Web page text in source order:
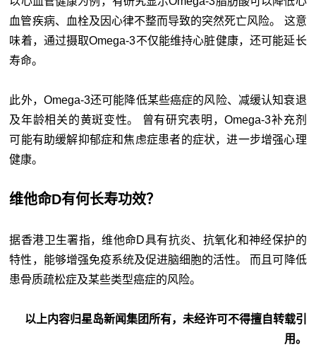
血管疾病、血栓及因心律不整而导致的突然死亡风险。 这意
味着，通过摄取Omega-3不仅能维持心脏健康，还可能延长
寿命。
此外，Omega-3还可能降低某些癌症的风险、减缓认知衰退
及年龄相关的黄斑变性。 曾有研究表明，Omega-3补充剂
可能有助缓解抑郁症和焦虑症患者的症状，进一步增强心理
健康。
维他命D有何长寿功效？
据香港卫生署指，维他命D具有抗炎、抗氧化和神经保护的
特性，能够增强免疫系统及促进脑细胞的活性。 而且可降低
患骨质疏松症及某些类型癌症的风险。
以上内容归星岛新闻集团所有，未经许可不得擅自转载引
用。